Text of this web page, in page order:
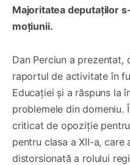
Majoritatea deputaților
moțiunii.
Dan Perciun a prezentat,
raportul de activitate în
Educației și a răspuns la
problemele din domeniu.
criticat de opoziție
pentru clasa a XII-a,
distorsionată a rolului